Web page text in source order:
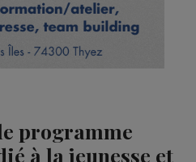
programme
à la jeunesse et